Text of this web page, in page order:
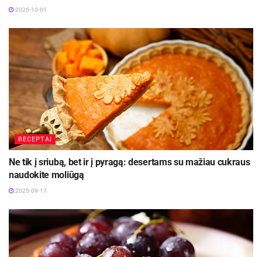
2025-10-01
RECEPTAI
Ne tik į sriubą, bet ir į pyragą: desertams su mažiau cukraus
naudokite moliūgą
2025-09-17